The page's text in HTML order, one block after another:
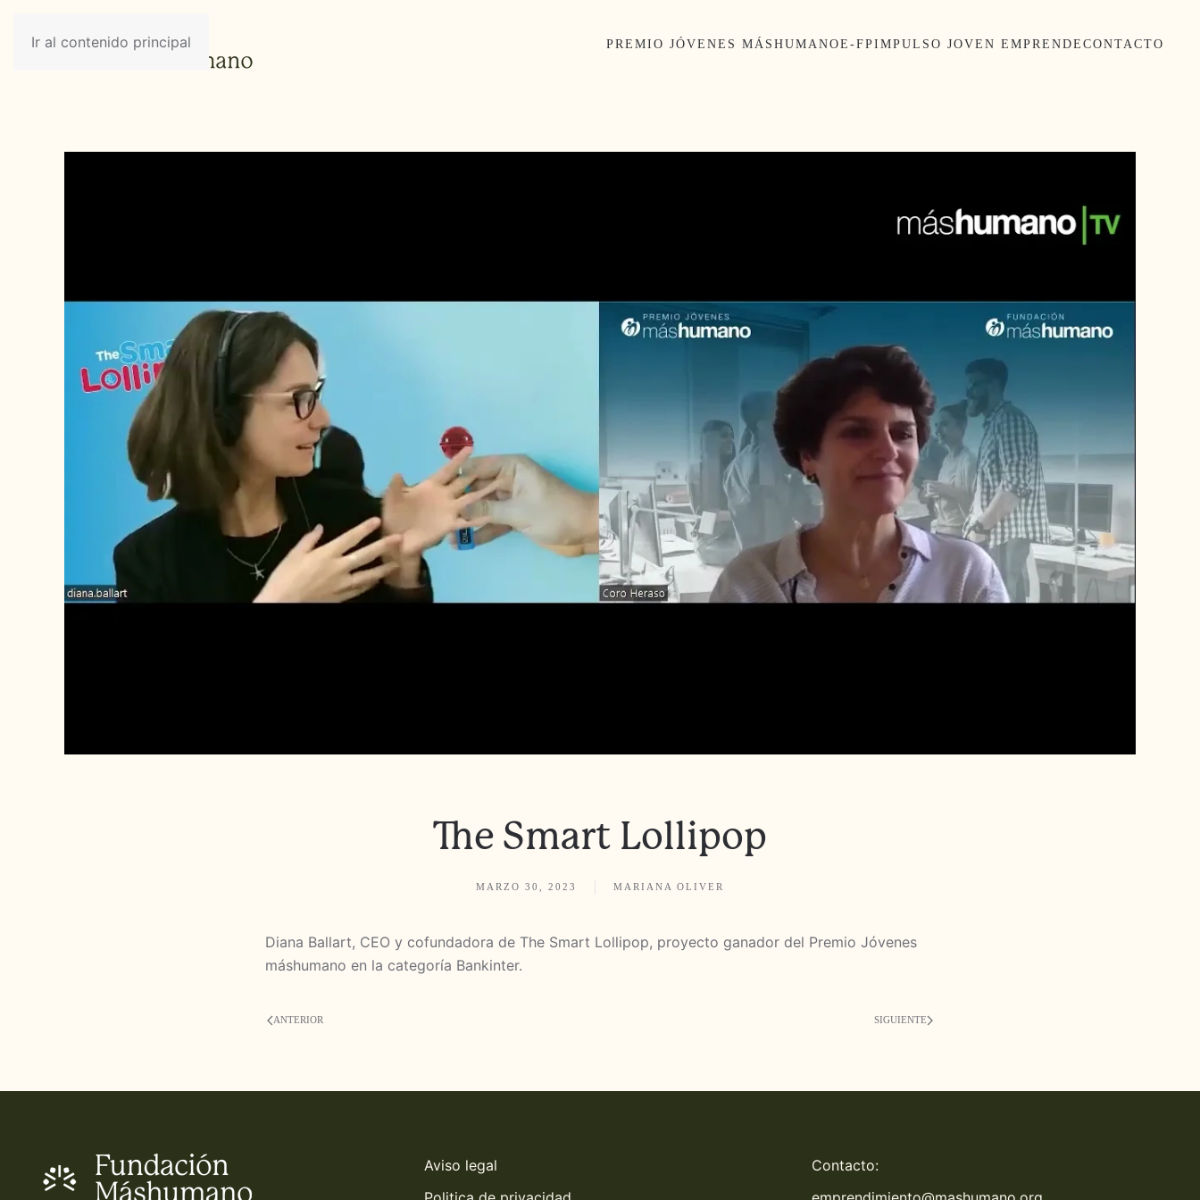
Ir al contenido principal PREMIO JÓVENES MÁSHUMANOE-FPIMPULSO JOVEN EMPRENDE CONTACTO
The Smart Lollipop
MARZO 30, 2023 MARIANA OLIVER
Diana Ballart, CEO y cofundadora de The Smart Lollipop, proyecto ganador del Premio Jóvenes
máshumano en la categoría Bankinter.
ANTERIOR SIGUIENTE
Aviso legal
Contacto: